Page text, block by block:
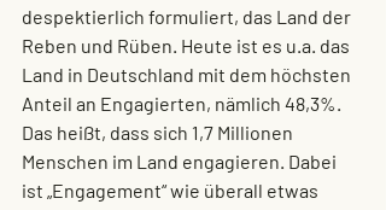
despektierlich formuliert, das Land der
Reben und Rüben. Heute ist es u.a. das
Land in Deutschland mit dem höchsten
Anteil an Engagierten, nämlich 48,3%.
Das heißt, dass sich 1,7 Millionen
Menschen im Land engagieren. Dabei
ist „Engagement“ wie überall etwas